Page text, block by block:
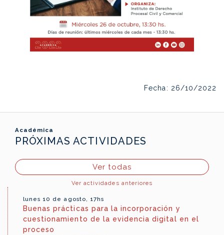
Fecha: 26/10/2022
Académica
PRÓXIMAS ACTIVIDADES
Ver todas
Ver actividades anteriores
lunes 10 de agosto, 17hs
Buenas prácticas para la incorporación y
cuestionamiento de la evidencia digital en el
proceso